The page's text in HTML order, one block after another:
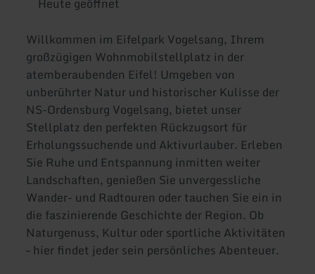
Willkommen im Eifelpark Vogelsang, Ihrem
großzügigen Wohnmobilstellplatz in der
atemberaubenden Eifel! Umgeben von
unberührter Natur und historischer Kulisse der
NS-Ordensburg Vogelsang, bietet unser
Stellplatz den perfekten Rückzugsort für
Erholungssuchende und Aktivurlauber. Erleben
Sie Ruhe und Entspannung inmitten weiter
Landschaften, genießen Sie unvergessliche
Wander- und Radtouren oder tauchen Sie ein in
die faszinierende Geschichte der Region. Ob
Naturgenuss, Kultur oder sportliche Aktivitäten
– hier findet jeder sein persönliches Abenteuer.